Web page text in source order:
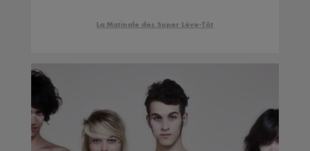
intervenants
La Matinale des Super Lève-Tôt